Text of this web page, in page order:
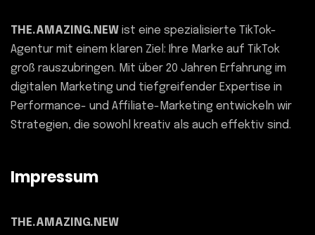
THE.AMAZING.NEW ist eine spezialisierte TikTok-
Agentur mit einem klaren Ziel: Ihre Marke auf TikTok
groß rauszubringen. Mit über 20 Jahren Erfahrung im
digitalen Marketing und tiefgreifender Expertise in
Performance- und Affiliate-Marketing entwickeln wir
Strategien, die sowohl kreativ als auch effektiv sind.
Impressum
THE.AMAZING.NEW